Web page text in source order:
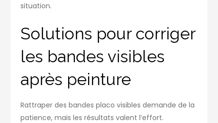
situation.
Solutions pour corriger
les bandes visibles
après peinture
Rattraper des bandes placo visibles demande de la
patience, mais les résultats valent l’effort.